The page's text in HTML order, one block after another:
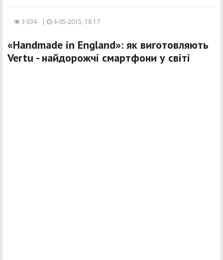
3 034 | 4-05-2015, 18:17
«Handmade in England»: як виготовляють
Vertu - найдорожчі смартфони у світі